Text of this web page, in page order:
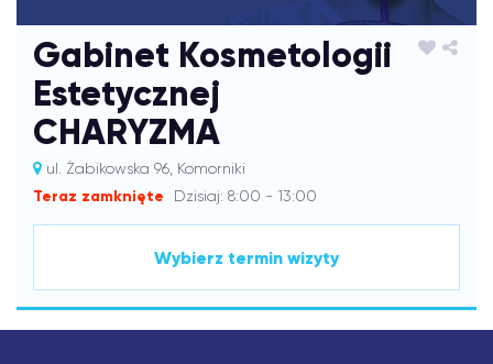
Gabinet Kosmetologii
Estetycznej
CHARYZMA
ul. Żabikowska 96, Komorniki
Teraz zamknięte Dzisiaj: 8:00 - 13:00
Wybierz termin wizyty